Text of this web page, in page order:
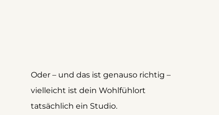
Oder – und das ist genauso richtig –
vielleicht ist dein Wohlfühlort
tatsächlich ein Studio.